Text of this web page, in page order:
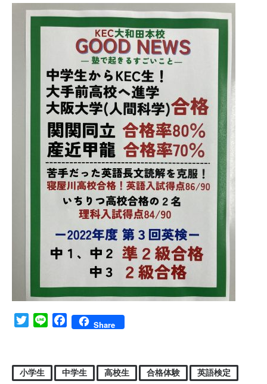
TwitterLine FacebookShare
小学生 中学生 高校生 合格体験 英語検定